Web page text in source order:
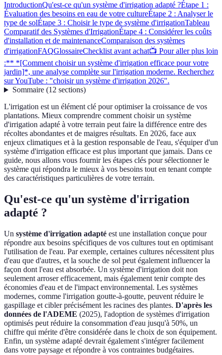
IntroductionQu'est-ce qu'un système d'irrigation adapté ?Étape 1 :
Évaluation des besoins en eau de votre cultureÉtape 2 : Analyser le
type de solÉtape 3 : Choisir le type de système d'irrigationTableau
Comparatif des Systèmes d'IrrigationÉtape 4 : Considérer les coûts
d'installation et de maintenanceComparaison des systèmes
d'irrigationFAQGlossaireChecklist avant achat📺 Pour aller plus loin
:** *[Comment choisir un système d'irrigation efficace pour votre
jardin]*, une analyse complète sur l'irrigation moderne. Recherchez
sur YouTube : "choisir un système d'irrigation 2026".
Sommaire(12 sections)
L'irrigation est un élément clé pour optimiser la croissance de vos
plantations. Mieux comprendre comment choisir un système
d'irrigation adapté à votre terrain peut faire la différence entre des
récoltes abondantes et de maigres résultats. En 2026, face aux
enjeux climatiques et à la gestion responsable de l'eau, s'équiper d'un
système d'irrigation efficace est plus important que jamais. Dans ce
guide, nous allons vous fournir les étapes clés pour sélectionner le
système qui répondra le mieux à vos besoins tout en tenant compte
des caractéristiques particulières de votre terrain.
Qu'est-ce qu'un système d'irrigation
adapté ?
Un système d'irrigation adapté est une installation conçue pour
répondre aux besoins spécifiques de vos cultures tout en optimisant
l'utilisation de l'eau. Par exemple, certaines cultures nécessitent plus
d'eau que d'autres, et la souche de sol peut également influencer la
façon dont l'eau est absorbée. Un système d'irrigation doit non
seulement arroser efficacement, mais également tenir compte des
économies d'eau et de l'impact environnemental. Les systèmes
modernes, comme l'irrigation goutte-à-goutte, peuvent réduire le
gaspillage et cibler précisément les racines des plantes. D'après les
données de l'ADEME (2025), l'adoption de systèmes d'irrigation
optimisés peut réduire la consommation d'eau jusqu'à 50%, un
chiffre qui mérite d'être considérée dans le choix de son équipement.
Enfin, un système adapté devrait également s'intégrer facilement
dans votre paysage et répondre à vos contraintes budgétaires.